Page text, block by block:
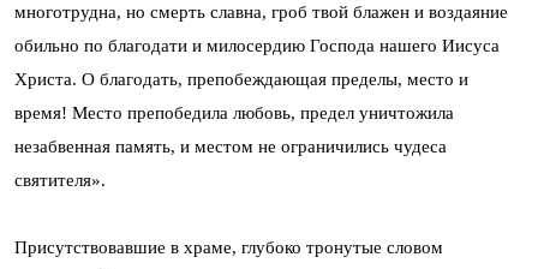
многотрудна, но смерть славна, гроб твой блажен и воздаяние
обильно по благодати и милосердию Господа нашего Иисуса
Христа. О благодать, препобеждающая пределы, место и
время! Место препобедила любовь, предел уничтожила
незабвенная память, и местом не ограничились чудеса
святителя».
Присутствовавшие в храме, глубоко тронутые словом